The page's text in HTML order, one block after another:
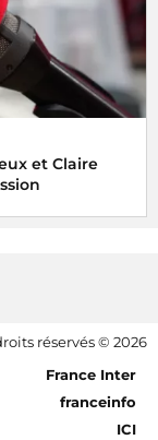
et Claire
réservés © 2026
page - Mobile
France Inter
franceinfo
ICI